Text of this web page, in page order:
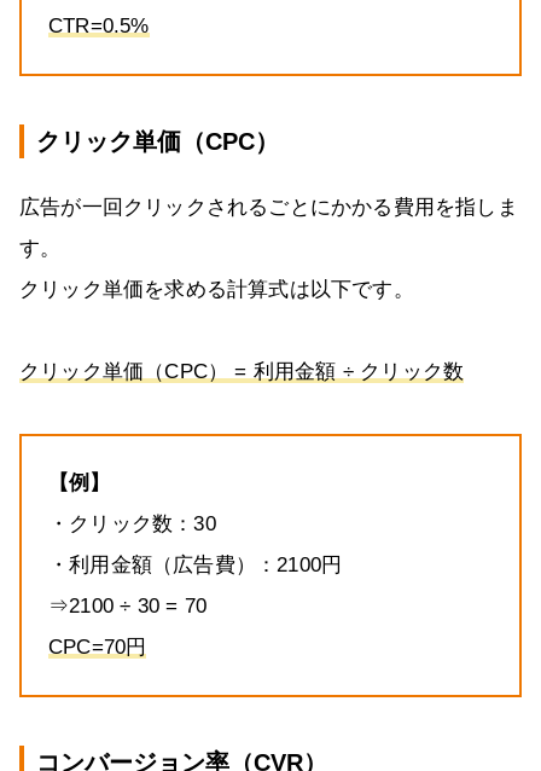
CTR=0.5%
クリック単価（CPC）
広告が一回クリックされるごとにかかる費用を指しま
す。
クリック単価を求める計算式は以下です。
クリック単価（CPC） = 利用金額 ÷ クリック数
【例】
・クリック数：30
・利用金額（広告費）：2100円
⇒2100 ÷ 30 = 70
CPC=70円
コンバージョン率（CVR）